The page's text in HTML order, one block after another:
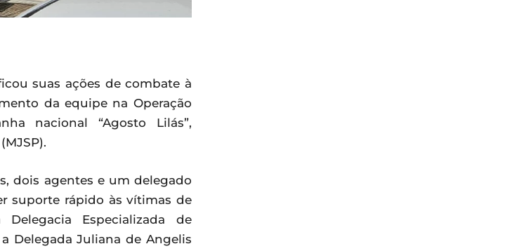
suas ações de combate à
da equipe na Operação
nacional “Agosto Lilás”,
dois agentes e um delegado
suporte rápido às vítimas de
Especializada de
Delegada Juliana de Angelis